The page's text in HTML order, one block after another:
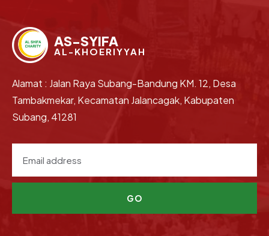
AS-SYIFA
AL-KHOERIYYAH
Alamat : Jalan Raya Subang-Bandung KM. 12, Desa
Tambakmekar, Kecamatan Jalancagak, Kabupaten
Subang, 41281
GO